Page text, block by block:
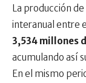
La producción
interanual entre
3,534 millones
acumulando así
En el mismo